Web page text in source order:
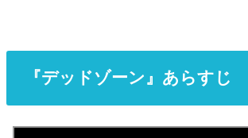
『デッドゾーン』あらすじ